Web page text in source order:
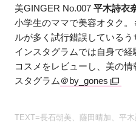
美GINGER No.007平木詩衣
小学生のママで美容オタク
ルが多く試行錯誤しているう
インスタグラムでは自身で
コスメをレビューし、美の
スタグラム＠by_gones
TEXT=長石朝美、薩田晴加、平木